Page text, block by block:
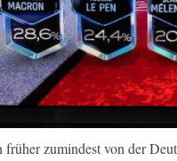
früher zumindest von der